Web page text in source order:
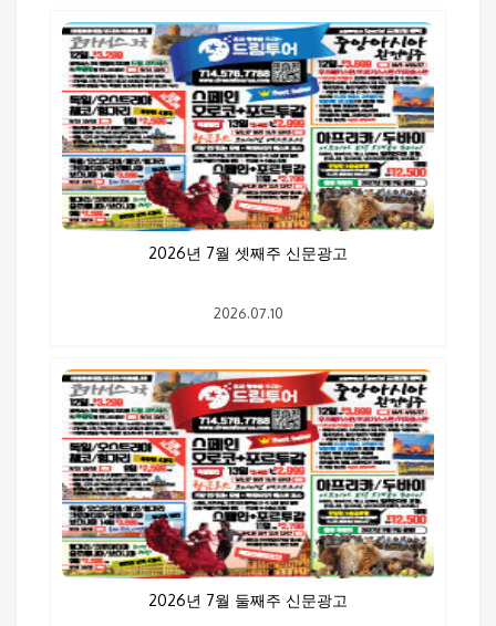
2026년 7월 셋째주 신문광고
2026.07.10
2026년 7월 둘째주 신문광고